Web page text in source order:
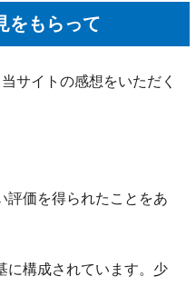
をもらって
サイトの感想をいただく
評価を得られたことをあ
に構成されています。少